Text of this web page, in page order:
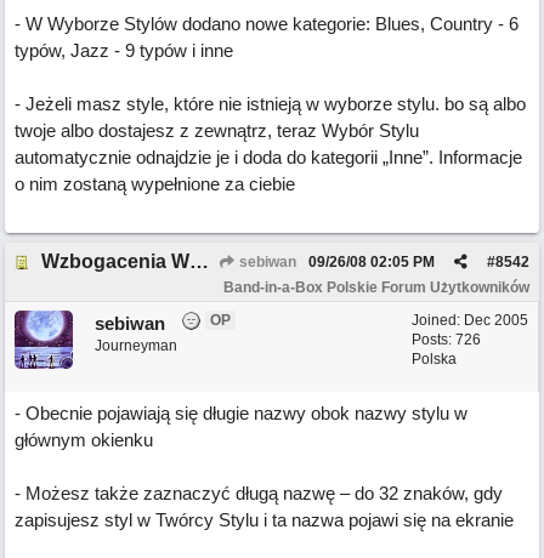
- W Wyborze Stylów dodano nowe kategorie: Blues, Country - 6
typów, Jazz - 9 typów i inne
- Jeżeli masz style, które nie istnieją w wyborze stylu. bo są albo
twoje albo dostajesz z zewnątrz, teraz Wybór Stylu
automatycznie odnajdzie je i doda do kategorii „Inne”. Informacje
o nim zostaną wypełnione za ciebie
Wzbogacenia Wyboru Stylów C.D. sebiwan #8542
09/26/08 02:05 PM
Band-in-a-Box Polskie Forum Użytkowników
Joined: Dec 2005
Posts: 726
Polska
sebiwan
OP
Journeyman
- Obecnie pojawiają się długie nazwy obok nazwy stylu w
głównym okienku
- Możesz także zaznaczyć długą nazwę – do 32 znaków, gdy
zapisujesz styl w Twórcy Stylu i ta nazwa pojawi się na ekranie